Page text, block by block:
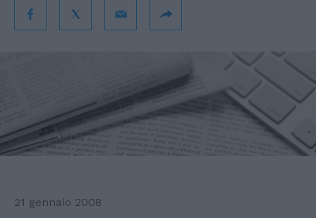
21 gennaio 2008